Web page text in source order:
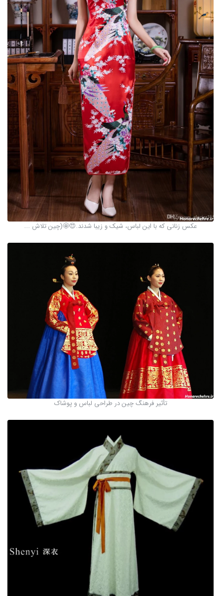
عکس زنانی که با این لباس، شیک و زیبا شدند.😍🤩(چین تلاش ...
تأثیر فرهنگ چین در طراحی لباس و پوشاک